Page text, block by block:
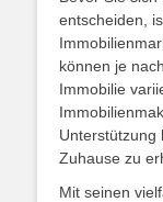
entscheiden,
können je
Immobilie
Unterstützung
Zuhause zu
Mit seinen